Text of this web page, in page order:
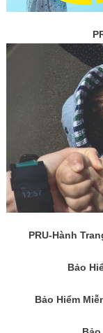
PRU-Hành
Bảo
Bảo Hiểm